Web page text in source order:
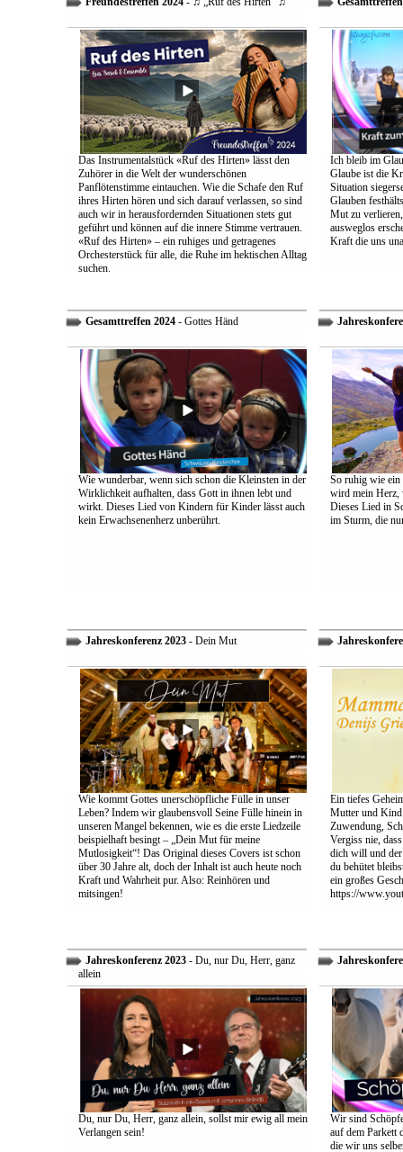
Das Instrumentalstück «Ruf des Hirten» lässt den
Zuhörer in die Welt der wunderschönen
Panflötenstimme eintauchen. Wie die Schafe den Ruf
ihres Hirten hören und sich darauf verlassen, so sind
auch wir in herausfordernden Situationen stets gut
geführt und können auf die innere Stimme vertrauen.
«Ruf des Hirten» – ein ruhiges und getragenes
Orchesterstück für alle, die Ruhe im hektischen Alltag
suchen.
Ich bleib im
Glaube ist die
Situation
Glauben
Mut zu
ausweglos
Kraft die uns
Gesamttreffen 2024- Gottes Händ
Wie wunderbar, wenn sich schon die Kleinsten in der
Wirklichkeit aufhalten, dass Gott in ihnen lebt und
wirkt. Dieses Lied von Kindern für Kinder lässt auch
kein Erwachsenenherz unberührt.
So ruhig wie ein
wird mein Herz,
Dieses Lied in
im Sturm, die
Jahreskonferenz 2023- Dein Mut
Wie kommt Gottes unerschöpfliche Fülle in unser
Leben? Indem wir glaubensvoll Seine Fülle hinein in
unseren Mangel bekennen, wie es die erste Liedzeile
beispielhaft besingt – „Dein Mut für meine
Mutlosigkeit“! Das Original dieses Covers ist schon
über 30 Jahre alt, doch der Inhalt ist auch heute noch
Kraft und Wahrheit pur. Also: Reinhören und
mitsingen!
Ein tiefes
Mutter und
Zuwendung,
Vergiss nie,
dich will und der
du behütet
ein großes
https://
Jahreskonferenz 2023- Du, nur Du, Herr, ganz
allein
Du, nur Du, Herr, ganz allein, sollst mir ewig all mein
Verlangen sein!
Wir sind
auf dem Parkett
die wir uns